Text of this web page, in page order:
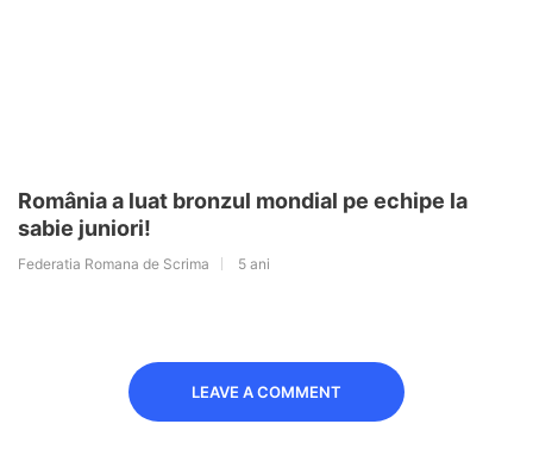
România a luat bronzul mondial pe echipe la
sabie juniori!
Federatia Romana de Scrima 5 ani
LEAVE A COMMENT